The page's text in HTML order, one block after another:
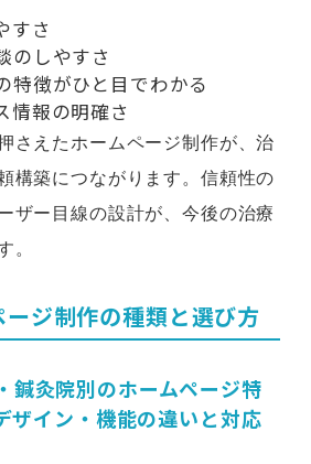
すさ
のしやすさ
特徴がひと目でわかる
情報の明確さ
さえたホームページ制作が、治
構築につながります。信頼性の
ザー目線の設計が、今後の治療
。
ジ制作の種類と選び方
鍼灸院別のホームページ特
ザイン・機能の違いと対応